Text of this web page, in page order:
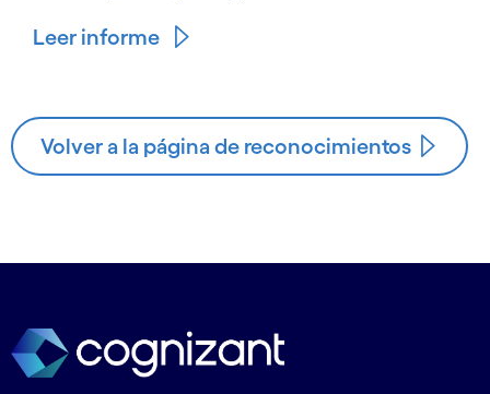
Leer informe
Volver a la página de reconocimientos